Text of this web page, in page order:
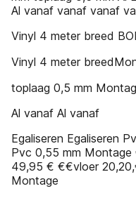
Al vanaf vanaf vanaf
Vinyl 4 meter breed
Vinyl 4 meter
toplaag 0,5 mm
Al vanaf Al vanaf
Egaliseren Egaliseren
Pvc 0,55 mm
49,95 € €€vloer
Montage